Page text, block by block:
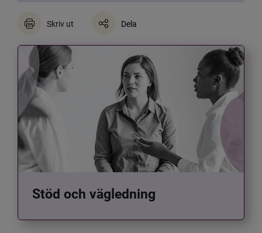
Skriv ut Dela
Stöd och vägledning